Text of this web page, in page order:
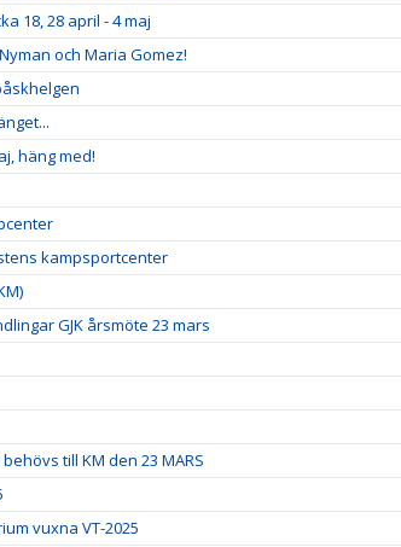
18, 28 april - 4 maj
och Maria Gomez!
häng med!
kampsportcenter
GJK årsmöte 23 mars
till KM den 23 MARS
vuxna VT-2025